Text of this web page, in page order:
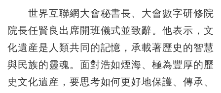
世界互聯網大會秘書長、大會數字研修院
院長任賢良出席開班儀式並致辭。他表示，文
化遺産是人類共同的記憶，承載著歷史的智慧
與民族的靈魂。面對浩如煙海、極為豐厚的歷
史文化遺産，要思考如何更好地保護、傳承、